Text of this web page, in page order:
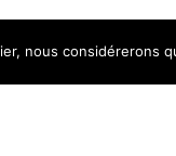
nous considérerons